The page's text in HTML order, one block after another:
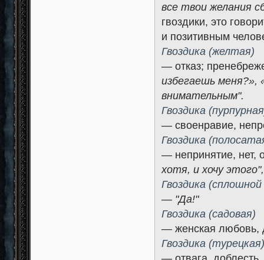
все твои желания
гвоздики, это
и позитивным
Гвоздика (желтая)
— отказ;
избегаешь меня?»,
внимательным".
Гвоздика
— своенравие,
Гвоздика
— непринятие, нет,
хотя, и хочу
Гвоздика
— "Да!"
Гвоздика (садовая)
— женская любовь,
Гвоздика